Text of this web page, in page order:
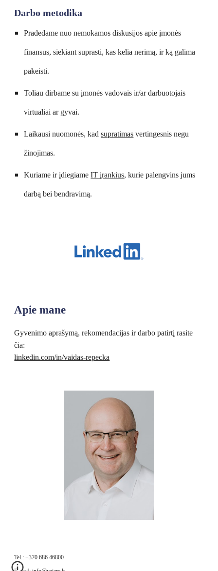
Darbo metodika
Pradedame nuo nemokamos diskusijos apie įmonės
finansus, siekiant suprasti, kas kelia nerimą, ir ką galima
pakeisti.
Toliau dirbame su įmonės vadovais ir/ar darbuotojais
virtualiai ar gyvai.
Laikausi nuomonės, kad supratimas vertingesnis negu
žinojimas.
Kuriame ir įdiegiame IT įrankius, kurie palengvins jums
darbą bei bendravimą.
Apie mane
Gyvenimo aprašymą, rekomendacijas ir darbo patirtį rasite
čia:
linkedin.com/in/vaidas-repecka
Tel.: +370 686 46800